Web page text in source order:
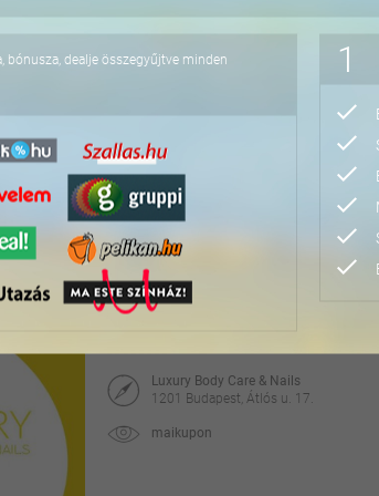
bónusza, dealje összegyűjtve minden 1
Luxus Volume 4-10D
maikupon
10.000 Ft
Teljes arcmegújító 8
Luxury Body Care & Nails
1201 Budapest, Átlós u. 17.
maikupon